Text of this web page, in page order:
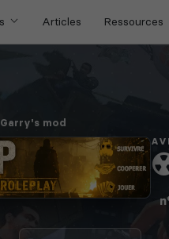
Articles Ressources
mod